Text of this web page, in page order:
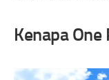
Kenapa One